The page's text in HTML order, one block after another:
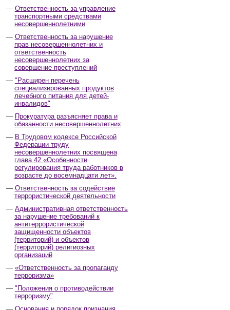
Ответственность за управление
транспортными средствами
несовершеннолетними
Ответственность за нарушение
прав несовершеннолетних и
ответственность
несовершеннолетних за
совершение преступлений
"Расширен перечень
специализированных продуктов
лечебного питания для детей-
инвалидов"
Прокуратура разъясняет права и
обязанности несовершеннолетних
В Трудовом кодексе Российской
Федерации труду
несовершеннолетних посвящена
глава 42 «Особенности
регулирования труда работников в
возрасте до восемнадцати лет».
Ответственность за содействие
террористической деятельности
Административная ответственность
за нарушение требований к
антитеррористической
защищенности объектов
(территорий) и объектов
(территорий) религиозных
организаций
«Ответственность за пропаганду
терроризма»
"Положения о противодействии
терроризму"